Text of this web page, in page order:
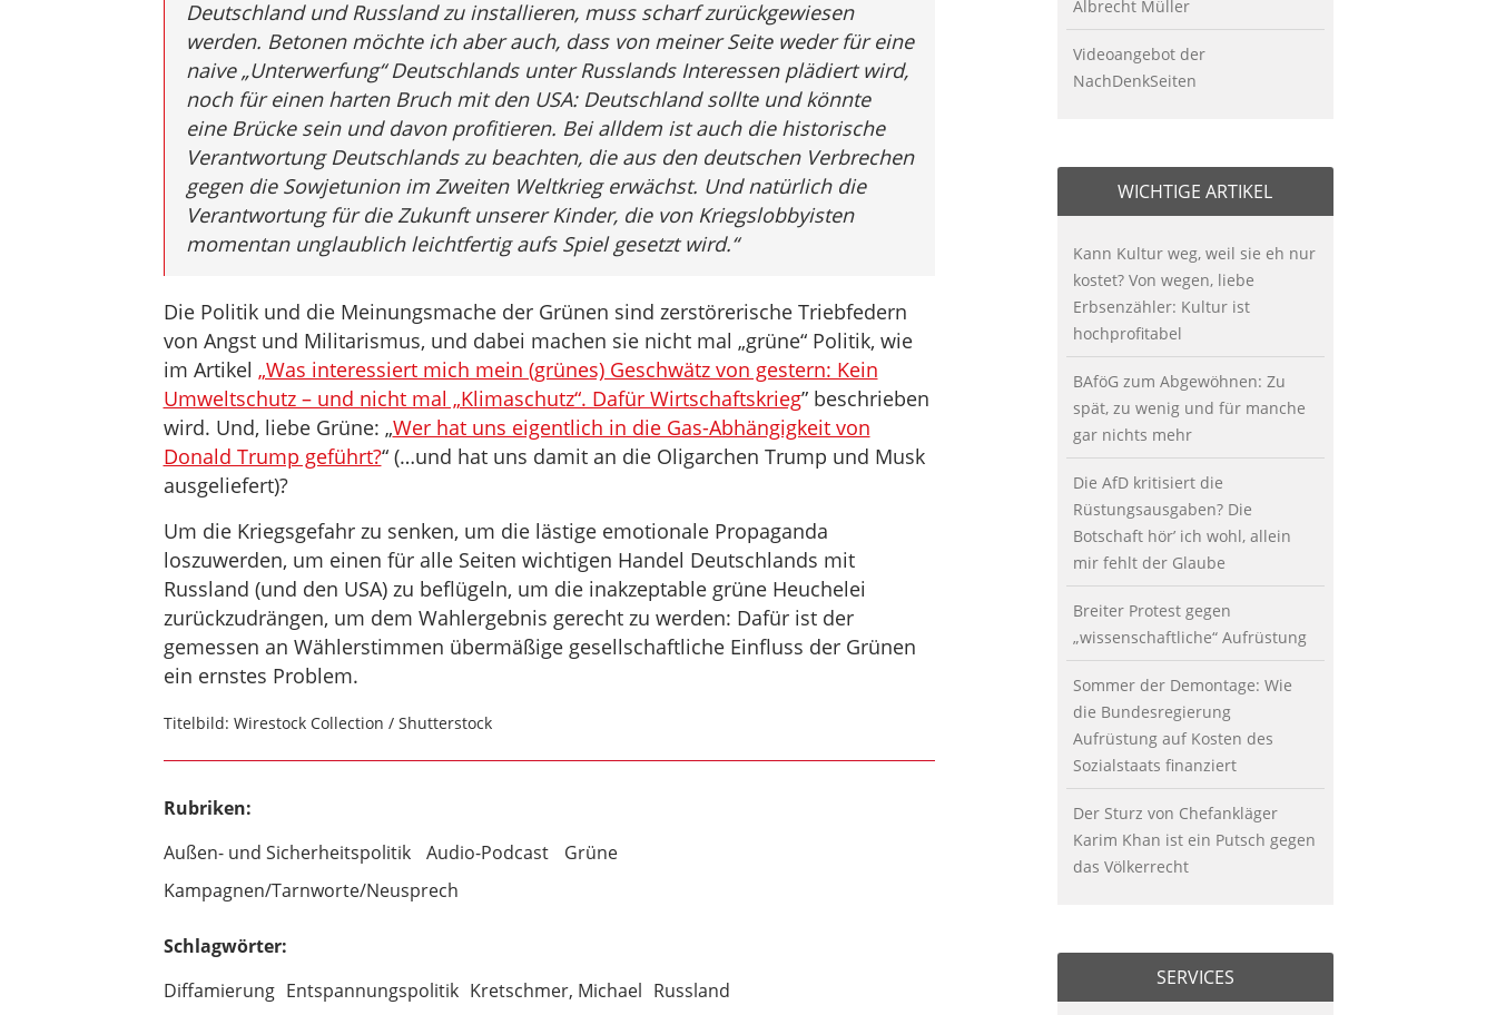
Deutschland und Russland zu installieren, muss scharf zurückgewiesen
werden. Betonen möchte ich aber auch, dass von meiner Seite weder für eine
naive „Unterwerfung“ Deutschlands unter Russlands Interessen plädiert wird,
noch für einen harten Bruch mit den USA: Deutschland sollte und könnte
eine Brücke sein und davon profitieren. Bei alldem ist auch die historische
Verantwortung Deutschlands zu beachten, die aus den deutschen Verbrechen
gegen die Sowjetunion im Zweiten Weltkrieg erwächst. Und natürlich die
Verantwortung für die Zukunft unserer Kinder, die von Kriegslobbyisten
momentan unglaublich leichtfertig aufs Spiel gesetzt wird.“
Die Politik und die Meinungsmache der Grünen sind zerstörerische Triebfedern
von Angst und Militarismus, und dabei machen sie nicht mal „grüne“ Politik, wie
im Artikel „Was interessiert mich mein (grünes) Geschwätz von gestern: Kein
Umweltschutz – und nicht mal „Klimaschutz“. Dafür Wirtschaftskrieg” beschrieben
wird. Und, liebe Grüne: „Wer hat uns eigentlich in die Gas-Abhängigkeit von
Donald Trump geführt?“ (…und hat uns damit an die Oligarchen Trump und Musk
ausgeliefert)?
Um die Kriegsgefahr zu senken, um die lästige emotionale Propaganda
loszuwerden, um einen für alle Seiten wichtigen Handel Deutschlands mit
Russland (und den USA) zu beflügeln, um die inakzeptable grüne Heuchelei
zurückzudrängen, um dem Wahlergebnis gerecht zu werden: Dafür ist der
gemessen an Wählerstimmen übermäßige gesellschaftliche Einfluss der Grünen
ein ernstes Problem.
Titelbild: Wirestock Collection / Shutterstock
Rubriken:
Außen- und Sicherheitspolitik
Audio-Podcast
Grüne
Kampagnen/Tarnworte/Neusprech
Schlagwörter:
Diffamierung Entspannungspolitik Kretschmer, Michael Russland
Albrecht Müller
Videoangebot der
NachDenkSeiten
WICHTIGE ARTIKEL
Kann Kultur weg, weil sie eh nur
kostet? Von wegen, liebe
Erbsenzähler: Kultur ist
hochprofitabel
BAföG zum Abgewöhnen: Zu
spät, zu wenig und für manche
gar nichts mehr
Die AfD kritisiert die
Rüstungsausgaben? Die
Botschaft hör’ ich wohl, allein
mir fehlt der Glaube
Breiter Protest gegen
„wissenschaftliche“ Aufrüstung
Sommer der Demontage: Wie
die Bundesregierung
Aufrüstung auf Kosten des
Sozialstaats finanziert
Der Sturz von Chefankläger
Karim Khan ist ein Putsch gegen
das Völkerrecht
SERVICES